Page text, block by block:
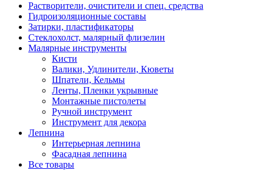
Растворители, очистители и спец. средства
Гидроизоляционные составы
Затирки, пластификаторы
Стеклохолст, малярный флизелин
Малярные инструменты
Кисти
Валики, Удлинители, Кюветы
Шпатели, Кельмы
Ленты, Пленки укрывные
Монтажные пистолеты
Ручной инструмент
Инструмент для декора
Лепнина
Интерьерная лепнина
Фасадная лепнина
Все товары